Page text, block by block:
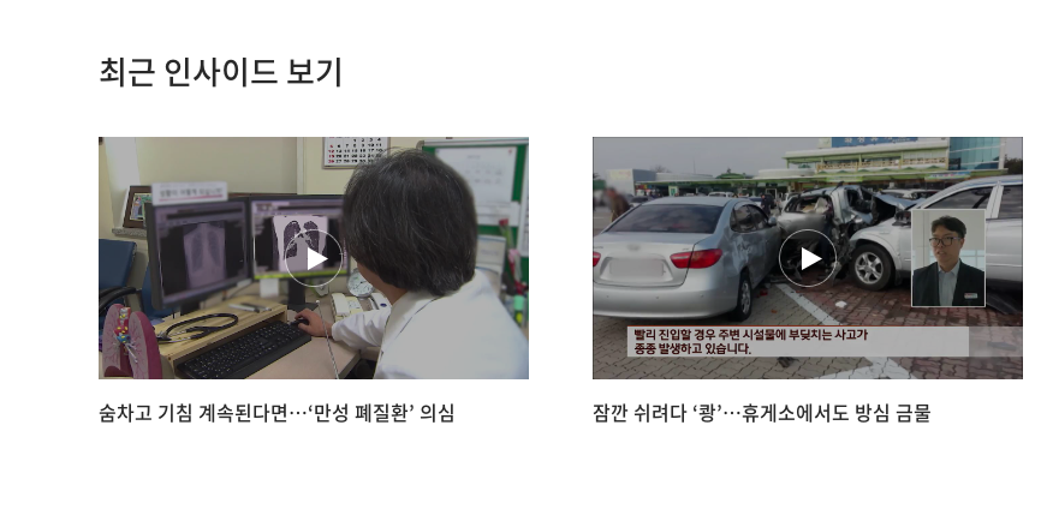
최근 인사이드 보기
숨차고 기침 계속된다면…‘만성 폐질환’ 의심 잠깐 쉬려다 ‘쾅’…휴게소에서도 방심 금물